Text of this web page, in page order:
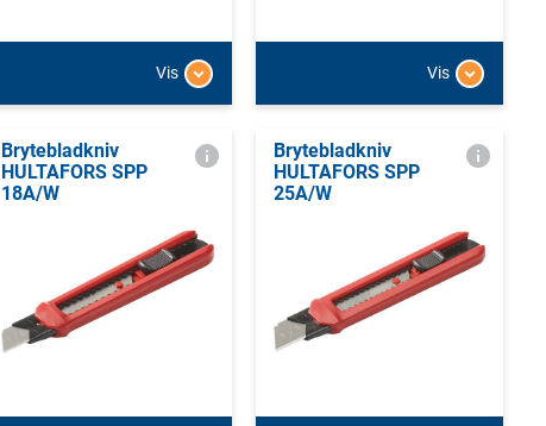
Vis Vis
Brytebladkniv
HULTAFORS SPP
18A/W
Brytebladkniv
HULTAFORS SPP
25A/W